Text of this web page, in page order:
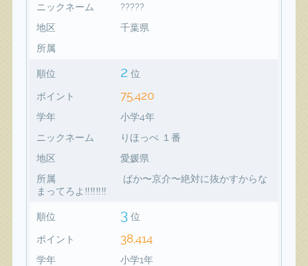
ニックネーム
?????
地区
千葉県
所属
順位 2 位
ポイント 75,420
学年
小学4年
ニックネーム
りほっぺ １番
地区
愛媛県
所属
ばか〜京介〜絶対に抜かすからな
まってろよ‼️‼️‼️‼️
順位 3 位
ポイント 38,414
学年
小学1年